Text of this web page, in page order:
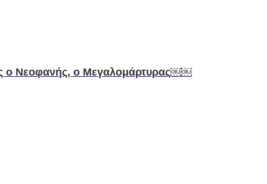
ο Νεοφανής, ο Μεγαλομάρτυρας￼￼